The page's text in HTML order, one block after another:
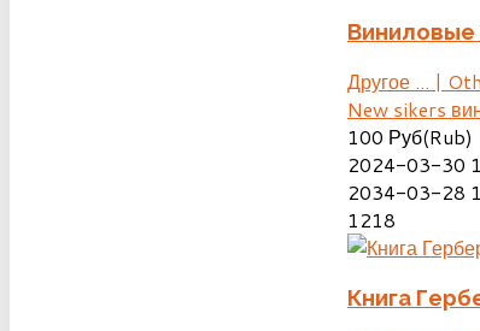
Виниловые
Другое ... |
New sikers
100 Руб(Rub)
2024-03-30
2034-03-28
1218
Книга